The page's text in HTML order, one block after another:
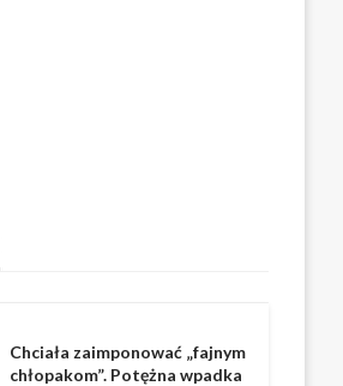
Chciała zaimponować „fajnym
chłopakom”. Potężna wpadka